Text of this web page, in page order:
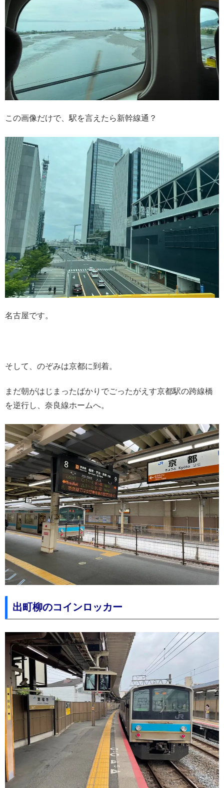
この画像だけで、駅を言えたら新幹線通？
名古屋です。
そして、のぞみは京都に到着。
まだ朝がはじまったばかりでごったがえす京都駅の跨線橋
を逆行し、奈良線ホームへ。
出町柳のコインロッカー